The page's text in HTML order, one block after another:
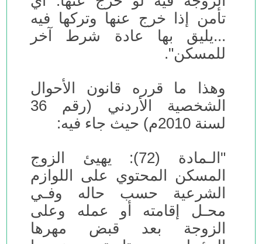
تأمن إذا خرج عنها وتركها فيه
...يليق بها عادة شرط آخر
للمسكن".
وهذا ما قرره قانون الأحوال
الشخصية الأردني (رقم 36
لسنة 2010م) حيث جاء فيه:
"الـمادة (72): يهيئ الزوج
المسكن المحتوي على اللوازم
الشرعية حسب حاله وفـي
محـل إقامته أو عمله وعلى
الزوجة بعد قبض مهرها